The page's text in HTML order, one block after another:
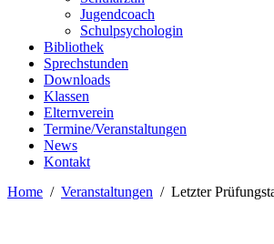
Jugendcoach
Schulpsychologin
Bibliothek
Sprechstunden
Downloads
Klassen
Elternverein
Termine/Veranstaltungen
News
Kontakt
Home
Veranstaltungen Letzter